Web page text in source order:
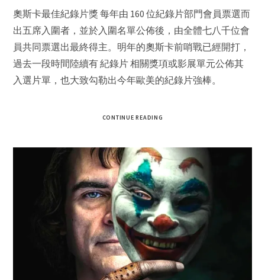
奧斯卡最佳紀錄片獎 每年由 160 位紀錄片部門會員票選而
出五席入圍者，並於入圍名單公佈後，由全體七八千位會
員共同票選出最終得主。明年的奧斯卡前哨戰已經開打，
過去一段時間陸續有 紀錄片 相關獎項或影展單元公佈其
入選片單，也大致勾勒出今年歐美的紀錄片強棒。
CONTINUE READING